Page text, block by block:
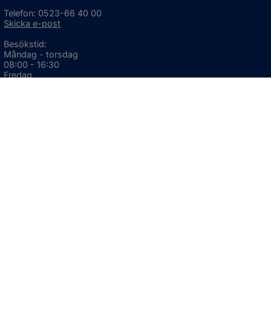
Telefon: 0523-66 40 00
Skicka e-post
Besökstid:
Måndag - torsdag
08:00 - 16:30
Fredag